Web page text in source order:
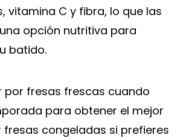
vitamina C y fibra, lo que las
opción nutritiva para
batido.
por fresas frescas cuando
para obtener el mejor
fresas congeladas si prefieres